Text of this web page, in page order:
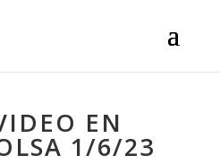
EN
1/6/23